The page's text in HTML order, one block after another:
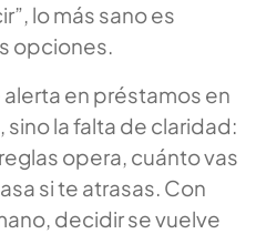
lo más sano es
opciones.
en préstamos en
sino la falta de claridad:
opera, cuánto vas
si te atrasas. Con
decidir se vuelve